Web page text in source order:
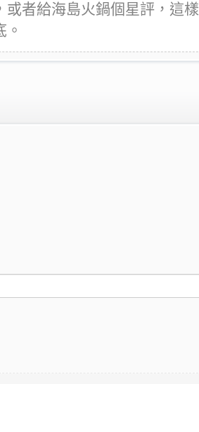
者給海島火鍋個星評，這樣